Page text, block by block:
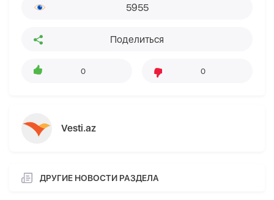
5955
Поделиться
0 0
Vesti.az
ДРУГИЕ НОВОСТИ РАЗДЕЛА